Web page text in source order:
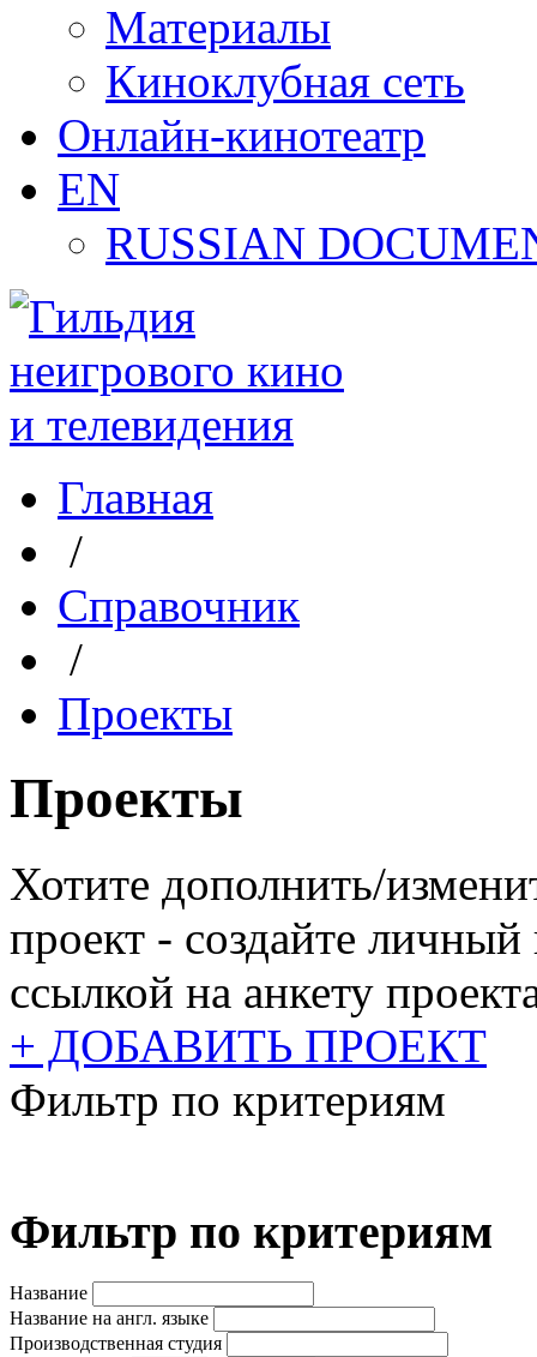
Материалы
Киноклубная сеть
Онлайн-кинотеатр
EN
RUSSIAN
Главная
/
Справочник
/
Проекты
Проекты
Хотите дополнить/
проект - создайте
ссылкой на анкету
+ ДОБАВИТЬ ПРОЕКТ
Фильтр по критериям
Фильтр по критериям
Название
Название на англ. языке
Производственная студия